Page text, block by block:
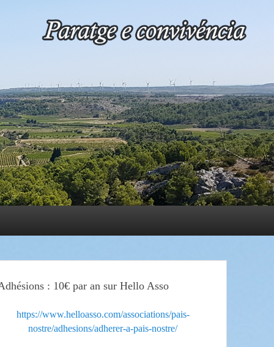
: 10€ par an sur Hello Asso
https://www.helloasso.com/associations/pais-
nostre/adhesions/adherer-a-pais-nostre/